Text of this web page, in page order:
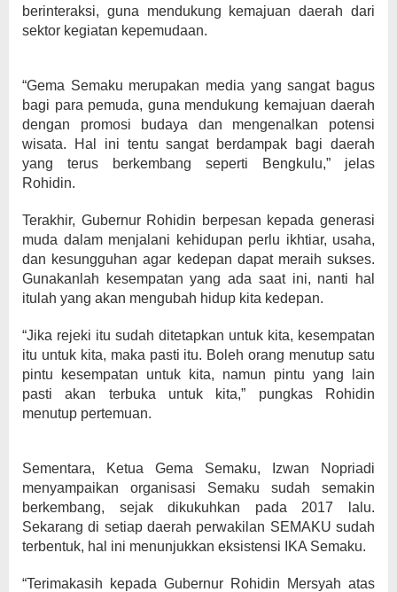
berinteraksi, guna mendukung kemajuan daerah dari
sektor kegiatan kepemudaan.
“Gema Semaku merupakan media yang sangat bagus
bagi para pemuda, guna mendukung kemajuan daerah
dengan promosi budaya dan mengenalkan potensi
wisata. Hal ini tentu sangat berdampak bagi daerah
yang terus berkembang seperti Bengkulu,” jelas
Rohidin.
Terakhir, Gubernur Rohidin berpesan kepada generasi
muda dalam menjalani kehidupan perlu ikhtiar, usaha,
dan kesungguhan agar kedepan dapat meraih sukses.
Gunakanlah kesempatan yang ada saat ini, nanti hal
itulah yang akan mengubah hidup kita kedepan.
“Jika rejeki itu sudah ditetapkan untuk kita, kesempatan
itu untuk kita, maka pasti itu. Boleh orang menutup satu
pintu kesempatan untuk kita, namun pintu yang lain
pasti akan terbuka untuk kita,” pungkas Rohidin
menutup pertemuan.
Sementara, Ketua Gema Semaku, Izwan Nopriadi
menyampaikan organisasi Semaku sudah semakin
berkembang, sejak dikukuhkan pada 2017 lalu.
Sekarang di setiap daerah perwakilan SEMAKU sudah
terbentuk, hal ini menunjukkan eksistensi IKA Semaku.
“Terimakasih kepada Gubernur Rohidin Mersyah atas